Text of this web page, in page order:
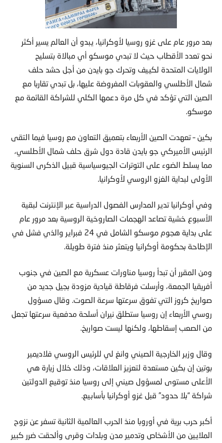
بعد مرور عام على غزو روسيا لأوكرانيا، يبدو أن العالم يسير أكثر
نحو تعدد الأقطاب حيث لا تبدي موسكو أي مبالاة بتسليح
الولايات المتحدة لكييف وتحرك جو بايدن من أجل حشد حلف
شمال الأطلسي والعقوبات المفروضة عليها، بل تبدي تقاربا مع
الصين التي تؤكد في كل مرة دعمها الكلي للشراكة القائمة مع
موسكو.
بكين – تعهدت الصين الأربعاء بتعميق التعاون مع روسيا فيما التقى
الرئيس الأميركي جو بايدن قادة دول شرق حلف شمال الأطلسي،
مما يسلط الضوء على التوترات الجيوسياسية قبيل الذكرى السنوية
الأولى لبداية الغزو الروسي لأوكرانيا.
وفي أوكرانيا تدير المدارس الفصول الدراسية عبر الإنترنت لبقية
الأسبوع خشية تصاعد الهجمات الصاروخية الروسية بعد مرور عام
على بداية هجوم موسكو الشامل في 24 فبراير والذي فشل في
الإطاحة بحكومة أوكرانيا ويتعثر منذ فترة طويلة.
ومن المقرر أن تبدأ روسيا مناورات عسكرية مع الصين في جنوب
أفريقيا الجمعة، وأرسلت فرقاطة قيادية مزودة بجيل جديد من
صواريخ كروز التي تفوق سرعتها سرعة الصوت. وقال مسؤول
روسي الأربعاء إن روسيا ستطلق نيران أسلحة مدفعية سرعتها تجعل
من الصعب إسقاطها، ولكنها ليست صواريخ.
وقال وزير الخارجية الصيني وانغ لي للرئيس الروسي فلاديمير
بوتين إن بكين مستعدة لتعزيز العلاقات، وذلك خلال زيارة هي
الأعلى مستوى لمسؤول صيني إلى روسيا منذ توقيع الدولتين
شراكة “بلا حدود” قبل غزو أوكرانيا بأسابيع.
أكبر حرب برية في أوروبا منذ الحرب العالمية الثانية تسفر عن نزوح
الملايين من الأشخاص وتدمير مدن وبلدات وقرى وألحقت ضرر كبير